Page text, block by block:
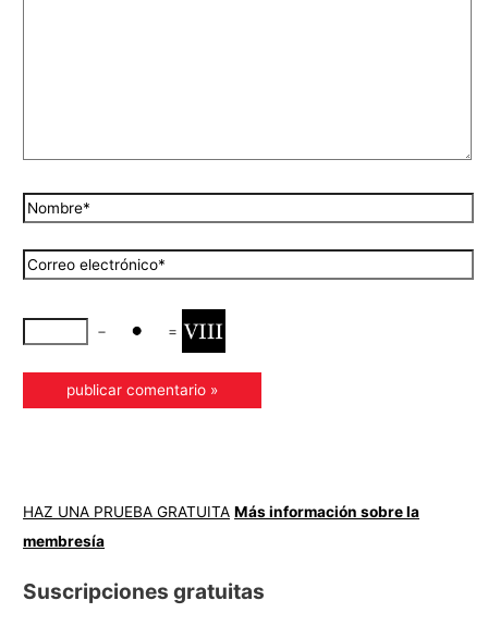
− =
HAZ UNA PRUEBA GRATUITA Más información sobre la
membresía
Suscripciones gratuitas